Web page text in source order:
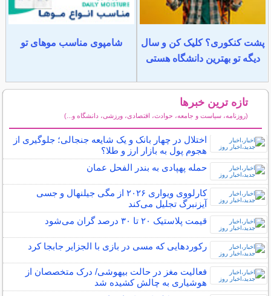
پشت کنکوری؟ کلیک کن و سال
دیگه تو بهترین دانشگاه هستی
شامپوی مناسب موهای تو
تازه ترین خبرها
(روزنامه، سیاست و جامعه، حوادث، اقتصادی، ورزشی، دانشگاه و...)
اختلال در چهار بانک و یک شایعه جنجالی؛ جلوگیری از
هجوم پول به بازار ارز و طلا؟
حمله پهپادی به بندر الفحل عمان
کارلووی ویواری ۲۰۲۶ از مگی جیلنهال و جسی
آیزنبرگ تجلیل می‌کند
قیمت پلاستیک ۲۰ تا ۳۰ درصد گران می‌شود
رکوردهایی که مسی در بازی با الجزایر جابجا کرد
فعالیت مغز در حالت بیهوشی/ درک متخصصان از
هوشیاری به چالش کشیده شد